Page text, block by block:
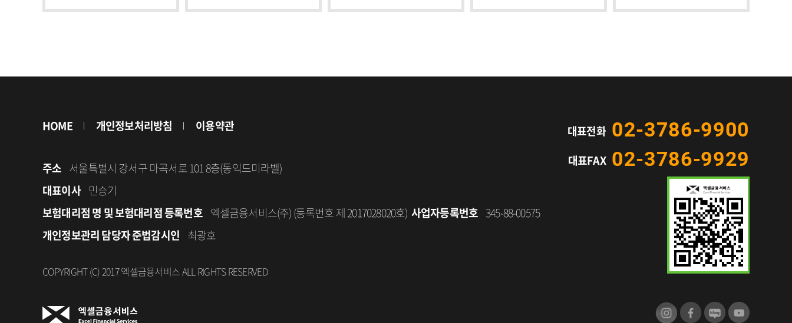
HOME 개인정보처리방침 이용약관 대표전화 02-3786-9900
대표FAX 02-3786-9929
주소 서울특별시 강서구 마곡서로 101 8층(동익드미라벨)
대표이사 민승기
보험대리점 명 및 보험대리점 등록번호 엑셀금융서비스(주) (등록번호 제 2017028020호) 사업자등록번호 345-88-00575
개인정보관리 담당자 준법감시인 최광호
COPYRIGHT (C) 2017 엑셀금융서비스 ALL RIGHTS RESERVED